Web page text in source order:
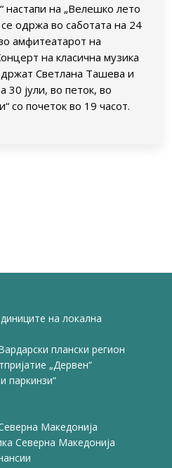
настапи на „Велешко лето
одржа во саботата на 24
амфитеатарот на
на класична музика
Светлана Ташева и
30 јули, во петок, во
со почеток во 19 часот.
на локална
плански регион
„Дервен“
паркинзи“
Македонија
Северна Македонија